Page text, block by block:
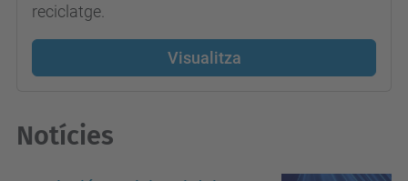
reciclatge.
Visualitza
Notícies